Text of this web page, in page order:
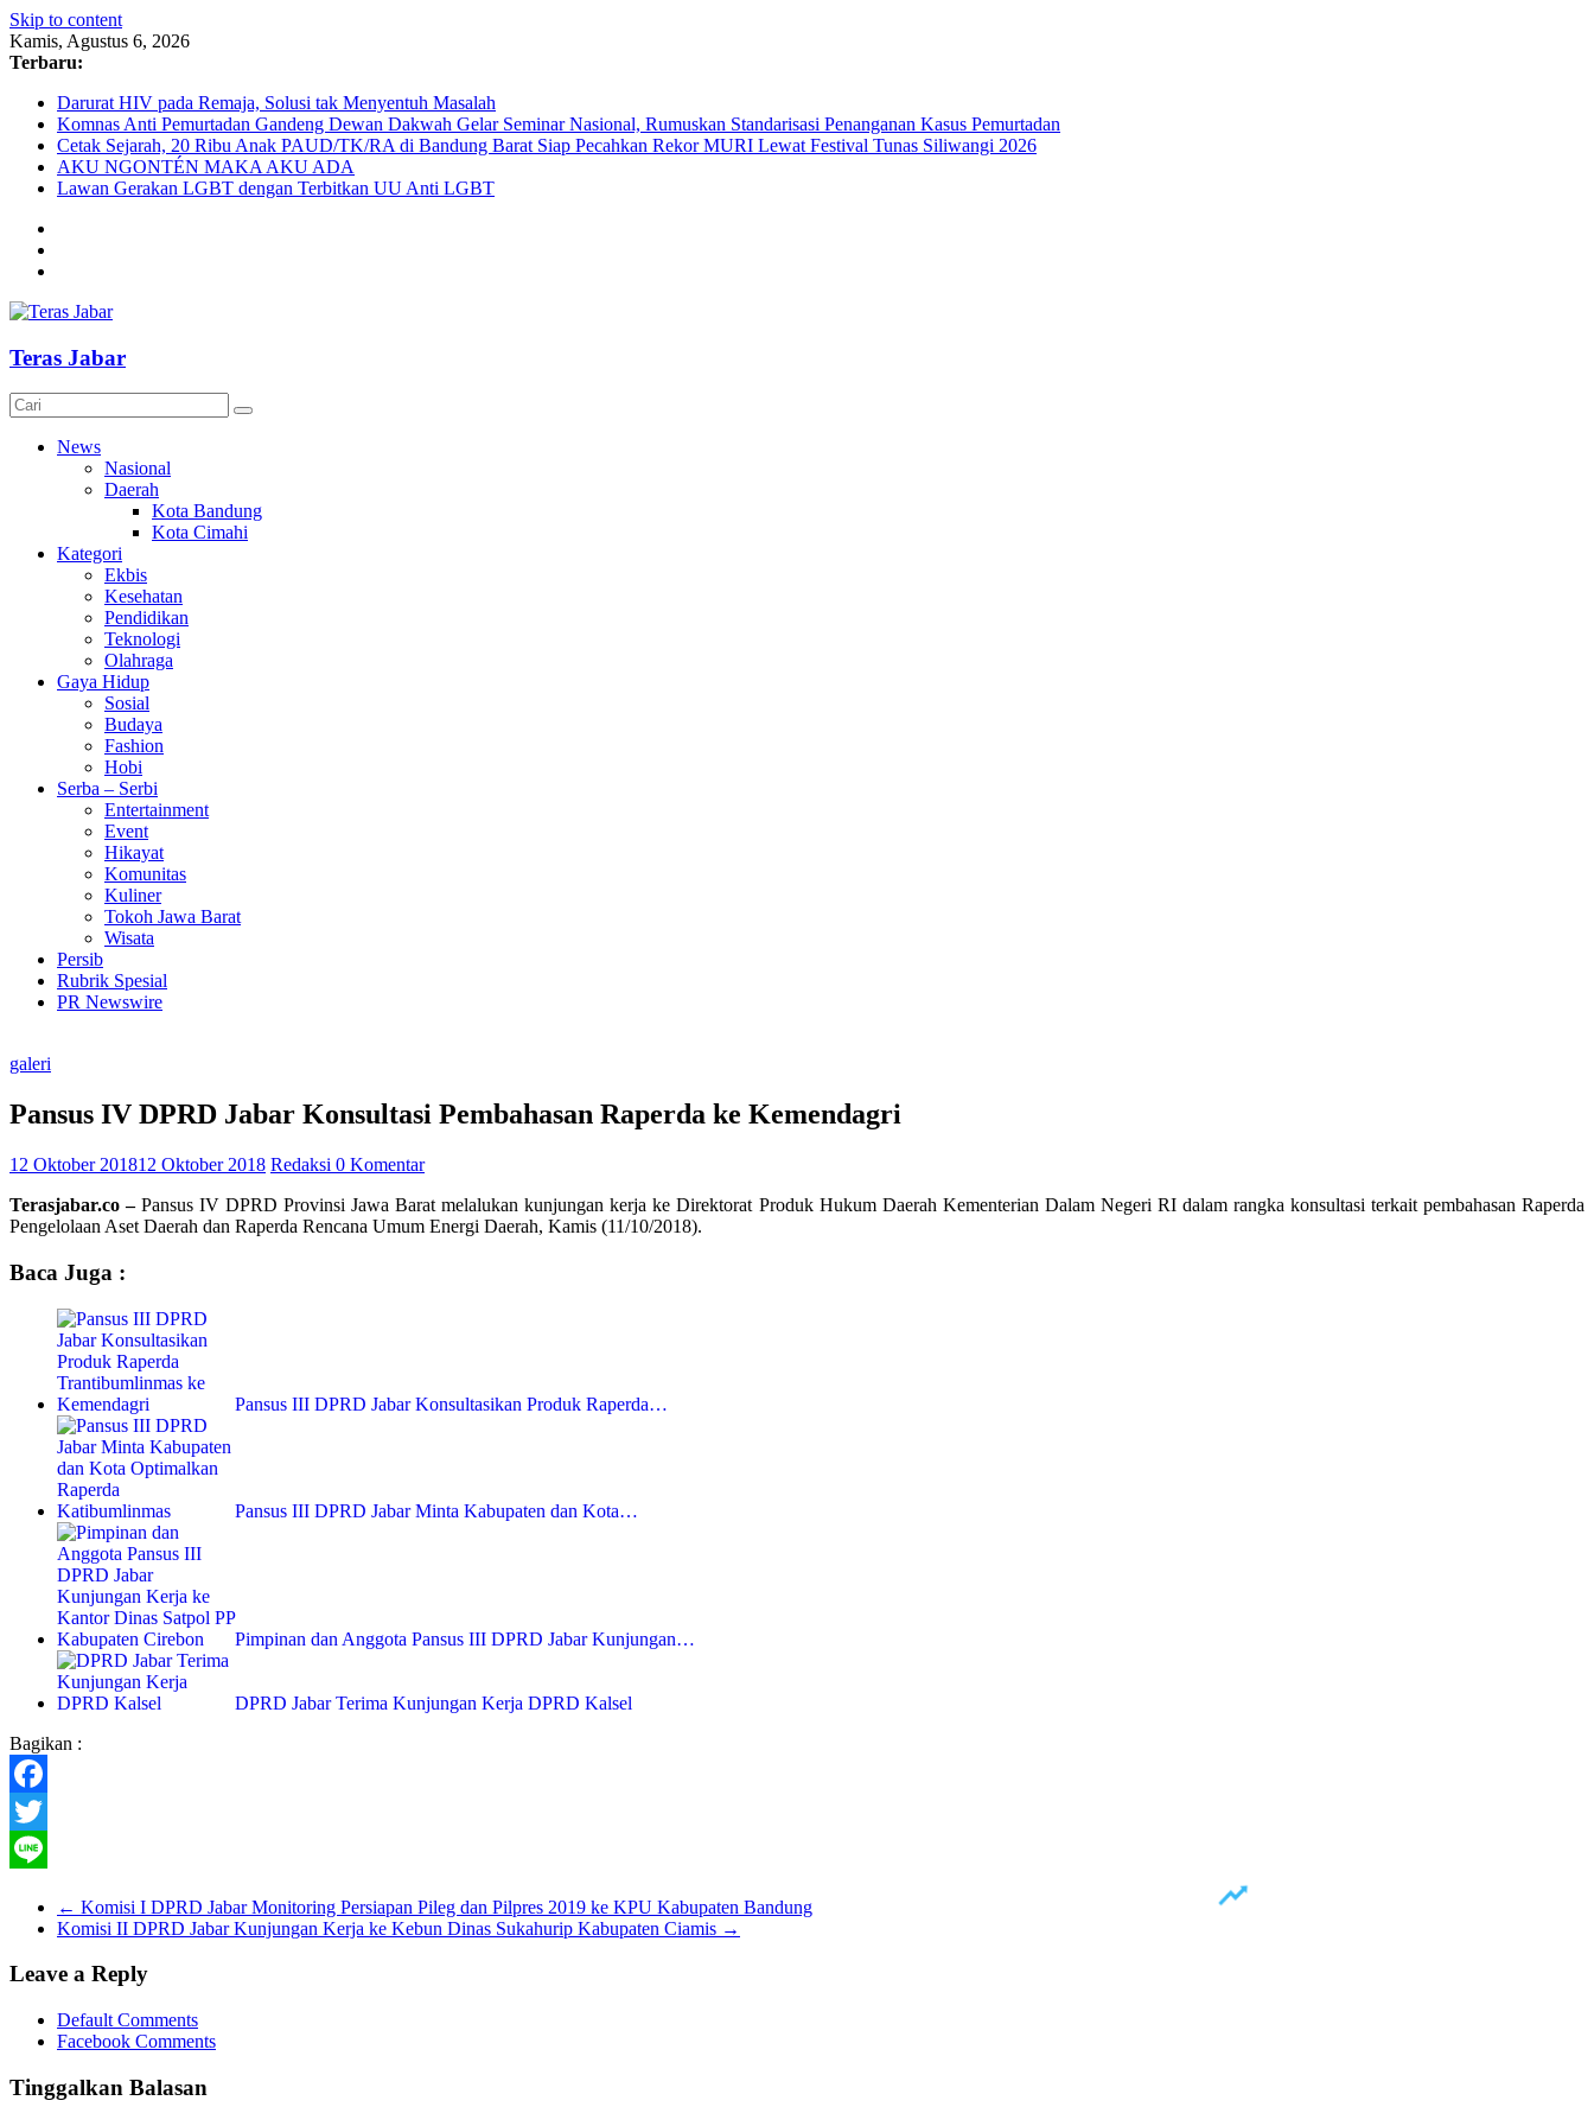
Skip to content
Kamis, Agustus 6, 2026
Terbaru:
Darurat HIV pada Remaja, Solusi tak Menyentuh Masalah
Komnas Anti Pemurtadan Gandeng Dewan Dakwah Gelar Seminar Nasional, Rumuskan Standarisasi Penanganan Kasus Pemurtadan
Cetak Sejarah, 20 Ribu Anak PAUD/TK/RA di Bandung Barat Siap Pecahkan Rekor MURI Lewat Festival Tunas Siliwangi 2026
AKU NGONTÉN MAKA AKU ADA
Lawan Gerakan LGBT dengan Terbitkan UU Anti LGBT
Teras Jabar
News
Nasional
Daerah
Kota Bandung
Kota Cimahi
Kategori
Ekbis
Kesehatan
Pendidikan
Teknologi
Olahraga
Gaya Hidup
Sosial
Budaya
Fashion
Hobi
Serba – Serbi
Entertainment
Event
Hikayat
Komunitas
Kuliner
Tokoh Jawa Barat
Wisata
Persib
Rubrik Spesial
PR Newswire
galeri
Pansus IV DPRD Jabar Konsultasi Pembahasan Raperda ke Kemendagri
12 Oktober 201812 Oktober 2018 Redaksi 0 Komentar
Terasjabar.co –Pansus IV DPRD Provinsi Jawa Barat melalukan kunjungan kerja ke Direktorat Produk Hukum Daerah Kementerian Dalam Negeri RI dalam rangka konsultasi terkait pembahasan Raperda
Pengelolaan Aset Daerah dan Raperda Rencana Umum Energi Daerah, Kamis (11/10/2018).
Baca Juga :
Pansus III DPRD Jabar Konsultasikan Produk Raperda…
Pansus III DPRD Jabar Minta Kabupaten dan Kota…
Pimpinan dan Anggota Pansus III DPRD Jabar Kunjungan…
DPRD Jabar Terima Kunjungan Kerja DPRD Kalsel
Bagikan :
Facebook
Twitter
← Komisi I DPRD Jabar Monitoring Persiapan Pileg dan Pilpres 2019 ke KPU Kabupaten Bandung
Komisi II DPRD Jabar Kunjungan Kerja ke Kebun Dinas Sukahurip Kabupaten Ciamis →
Leave a Reply
Default Comments
Facebook Comments
Tinggalkan Balasan